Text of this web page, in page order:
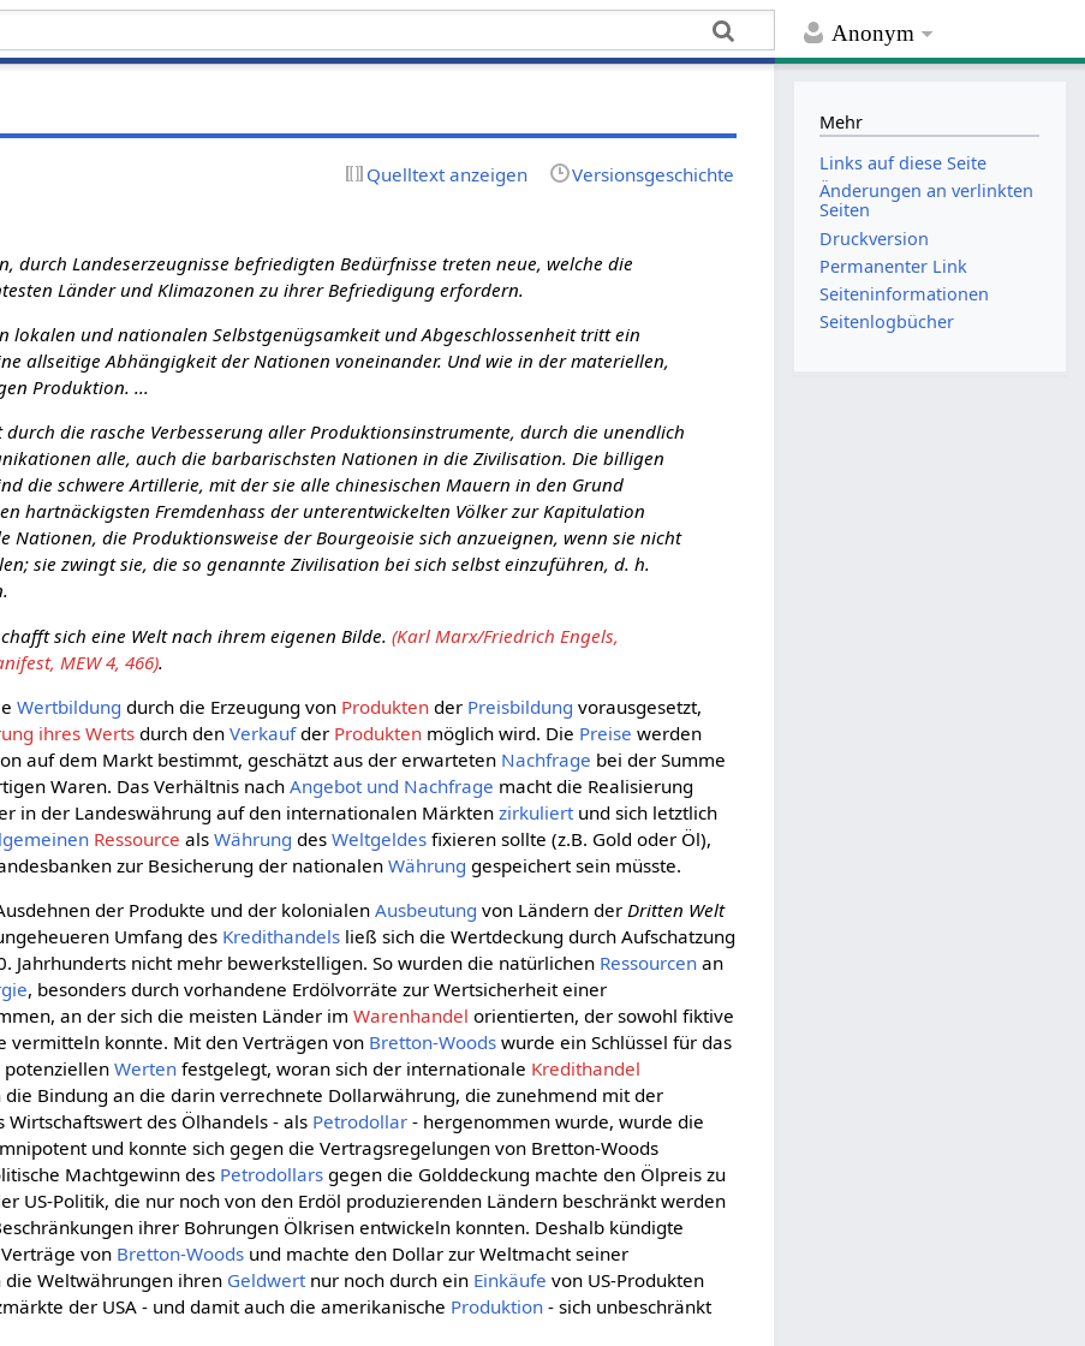
Anonym
Quelltext anzeigen Versionsgeschichte
durch Landeserzeugnisse befriedigten Bedürfnisse treten neue, welche die
Länder und Klimazonen zu ihrer Befriedi­gung erfordern.
lokalen und nationalen Selbstgenügsamkeit und Abgeschlossenheit tritt ein
allseitige Abhängigkeit der Nationen voneinander. Und wie in der materiellen,
Produktion. ...
durch die rasche Verbesserung aller Produktionsinstrumente, durch die unendlich
alle, auch die barbarischsten Nationen in die Zivilisation. Die billigen
die schwere Artillerie, mit der sie alle chinesischen Mauern in den Grund
hartnäckigsten Fremdenhass der unterentwickelten Völker zur Kapitulation
Nationen, die Produktionsweise der Bourgeoisie sich anzueignen, wenn sie nicht
sie zwingt sie, die so genannte Zivilisation bei sich selbst einzuführen, d. h.
sich eine Welt nach ihrem eigenen Bilde.(Karl Marx/Friedrich Engels,
MEW 4, 466).
Wertbildung durch die Erzeugung von Produkten der Preisbildung vorausgesetzt,
ihres Werts durch denVerkaufder Produkten möglich wird. Die Preise werden
auf dem Markt bestimmt, geschätzt aus der erwarteten Nachfrage bei der Summe
Waren. Das Verhältnis nachAngebot und Nachfrage macht die Realisierung
in der Landeswährung auf den internationalen Märktenzirkuliert und sich letztlich
Ressource alsWährung desWeltgeldes fixieren sollte (z.B. Gold oder Öl),
zur Besicherung der nationalenWährung gespeichert sein müsste.
der Produkte und der kolonialenAusbeutung von Ländern der Dritten Welt
Umfang des Kredithandels ließ sich die Wertdeckung durch Aufschatzung
Jahrhunderts nicht mehr bewerkstelligen. So wurden die natürlichen Ressourcen an
, besonders durch vorhandene Erdölvorräte zur Wertsicherheit einer
an der sich die meisten Länder imWarenhandel orientierten, der sowohl fiktive
vermitteln konnte. Mit den Verträgen von Bretton-Woods wurde ein Schlüssel für das
potenziellenWerten festgelegt, woran sich der internationale Kredithandel
Bindung an die darin verrechnete Dollarwährung, die zunehmend mit der
Wirtschaftswert des Ölhandels - als Petrodollar - hergenommen wurde, wurde die
und konnte sich gegen die Vertragsregelungen von Bretton-Woods
Machtgewinn des Petrodollars gegen die Golddeckung machte den Ölpreis zu
US-Politik, die nur noch von den Erdöl produzierenden Ländern beschränkt werden
ihrer Bohrungen Ölkrisen entwickeln konnten. Deshalb kündigte
von Bretton-Woods und machte den Dollar zur Weltmacht seiner
Weltwährungen ihren Geldwert nur noch durch ein Einkäufe von US-Produkten
der USA - und damit auch die amerikanische Produktion - sich unbeschränkt
Mehr
Links auf diese Seite
Änderungen an verlinkten
Seiten
Druckversion
Permanenter Link
Seiten­­informationen
Seitenlogbücher